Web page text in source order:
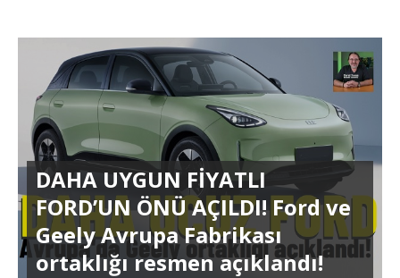
DAHA UYGUN FİYATLI
FORD’UN ÖNÜ AÇILDI! Ford ve
Geely Avrupa Fabrikası
ortaklığı resmen açıklandı!